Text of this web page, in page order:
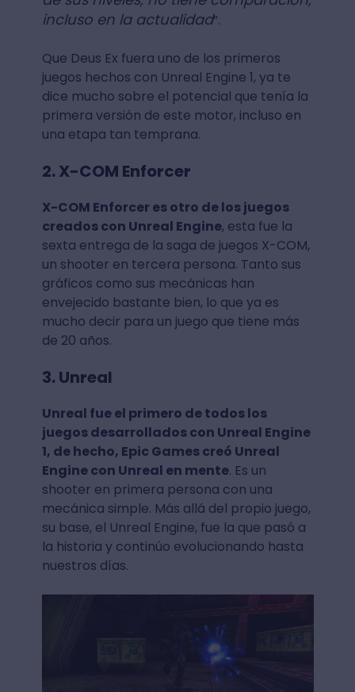
incluso en la actualidad”.
Que Deus Ex fuera uno de los primeros
juegos hechos con Unreal Engine 1, ya te
dice mucho sobre el potencial que tenía la
primera versión de este motor, incluso en
una etapa tan temprana.
2. X-COM Enforcer
X-COM Enforcer es otro de los juegos
creados con Unreal Engine, esta fue la
sexta entrega de la saga de juegos X-COM,
un shooter en tercera persona. Tanto sus
gráficos como sus mecánicas han
envejecido bastante bien, lo que ya es
mucho decir para un juego que tiene más
de 20 años.
3. Unreal
Unreal fue el primero de todos los
juegos desarrollados con Unreal Engine
1, de hecho, Epic Games creó Unreal
Engine con Unreal en mente. Es un
shooter en primera persona con una
mecánica simple. Más allá del propio juego,
su base, el Unreal Engine, fue la que pasó a
la historia y continúo evolucionando hasta
nuestros días.